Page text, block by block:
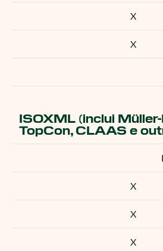
X
X
ISOXML (inclui
TopCon, CLAAS e
X
X
X